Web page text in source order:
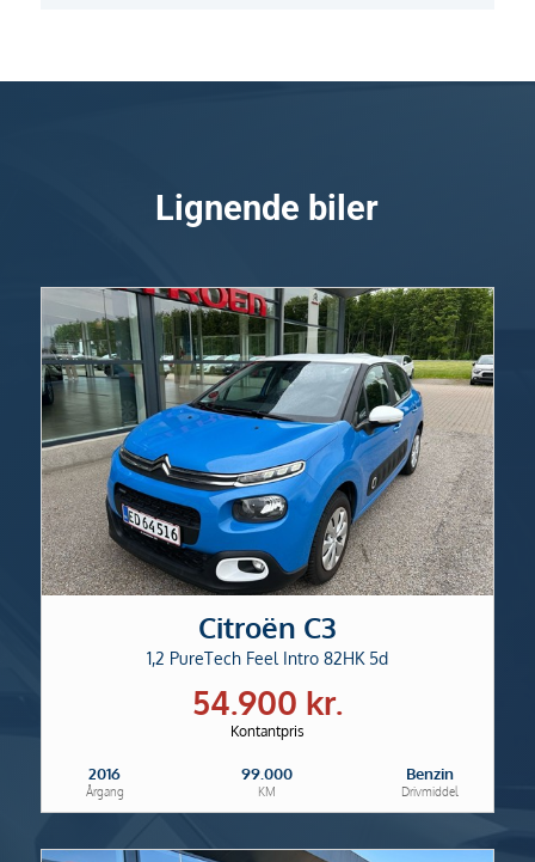
Lignende biler
Citroën C3
1,2 PureTech Feel Intro 82HK 5d
54.900 kr.
Kontantpris
2016
Årgang
99.000
KM
Benzin
Drivmiddel